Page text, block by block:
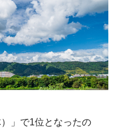
」で1位となったの